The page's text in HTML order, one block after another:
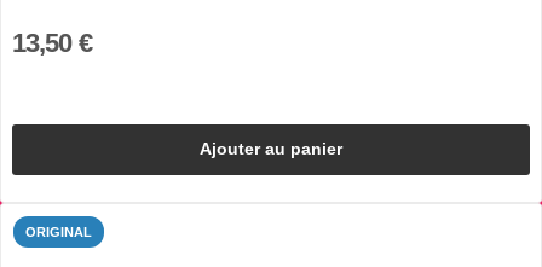
13,50 €
Ajouter au panier
ORIGINAL